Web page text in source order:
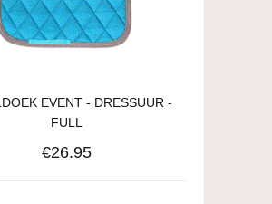
EVENT - DRESSUUR -
FULL
€26.95